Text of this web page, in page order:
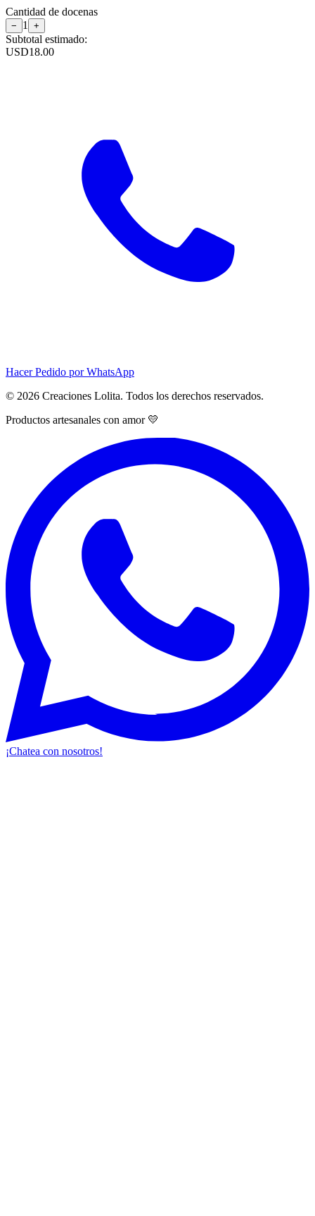
Cantidad de docenas
− 1 +
Subtotal estimado:
USD18.00
Hacer Pedido por WhatsApp
© 2026 Creaciones Lolita. Todos los derechos reservados.
Productos artesanales con amor 💛
¡Chatea con nosotros!